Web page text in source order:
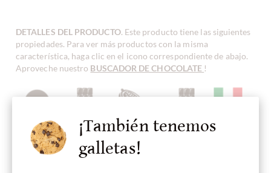
DETALLES DEL PRODUCTO. Este producto tiene las siguientes
propiedades. Para ver más productos con la misma
característica, haga clic en el icono correspondiente de abajo.
Aproveche nuestro BUSCADOR DE CHOCOLATE !
Contenido
90 %
chocolate
oscuro
Blend, Mezcla
Chocolate
Fabricado en
¡También tenemos
galletas!